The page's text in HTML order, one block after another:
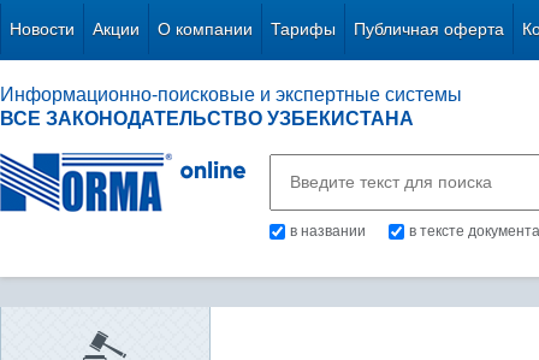
Новости Акции О компании Тарифы Публичная оферта
Информационно-поисковые и экспертные системы
ВСЕ ЗАКОНОДАТЕЛЬСТВО УЗБЕКИСТАНА
в названии в тексте документа